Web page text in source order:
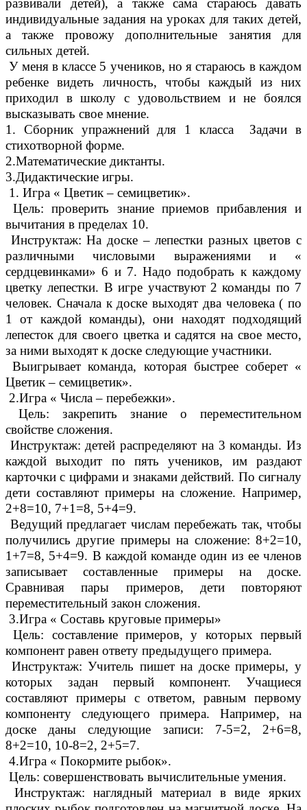
развивали детей), а также сама стараюсь давать
индивидуальные задания на уроках для таких детей,
а также провожу дополнительные занятия для
сильных детей.
У меня в классе 5 учеников, но я стараюсь в каждом
ребенке видеть личность, чтобы каждый из них
приходил в школу с удовольствием и не боялся
высказывать свое мнение.
1. Сборник упражнений для 1 класса Задачи в
стихотворной форме.
2.Математические диктанты.
3.Дидактические игры.
1. Игра « Цветик – семицветик».
Цель: проверить знание приемов прибавления и
вычитания в пределах 10.
Инструктаж: На доске – лепестки разных цветов с
различными числовыми выражениями и «
сердцевинками» 6 и 7. Надо подобрать к каждому
цветку лепестки. В игре участвуют 2 команды по 7
человек. Сначала к доске выходят два человека ( по
1 от каждой команды), они находят подходящий
лепесток для своего цветка и садятся на свое место,
за ними выходят к доске следующие участники.
Выигрывает команда, которая быстрее соберет «
Цветик – семицветик».
2.Игра « Числа – перебежки».
Цель: закрепить знание о переместительном
свойстве сложения.
Инструктаж: детей распределяют на 3 команды. Из
каждой выходит по пять учеников, им раздают
карточки с цифрами и знаками действий. По сигналу
дети составляют примеры на сложение. Например,
2+8=10, 7+1=8, 5+4=9.
Ведущий предлагает числам перебежать так, чтобы
получились другие примеры на сложение: 8+2=10,
1+7=8, 5+4=9. В каждой команде один из ее членов
записывает составленные примеры на доске.
Сравнивая пары примеров, дети повторяют
переместительный закон сложения.
3.Игра « Составь круговые примеры»
Цель: составление примеров, у которых первый
компонент равен ответу предыдущего примера.
Инструктаж: Учитель пишет на доске примеры, у
которых задан первый компонент. Учащиеся
составляют примеры с ответом, равным первому
компоненту следующего примера. Например, на
доске даны следующие записи: 7-5=2, 2+6=8,
8+2=10, 10-8=2, 2+5=7.
4.Игра « Покормите рыбок».
Цель: совершенствовать вычислительные умения.
Инструктаж: наглядный материал в виде ярких